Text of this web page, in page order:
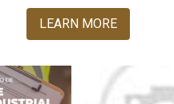
LEARN MORE